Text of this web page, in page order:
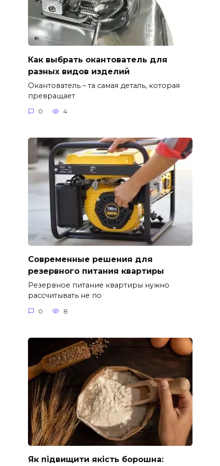
Как выбрать окантователь для
разных видов изделий
Окантователь – та самая деталь, которая
превращает
0 4
Современные решения для
резервного питания квартиры
Резервное питание квартиры нужно
рассчитывать не по
0 8
Як підвищити якість борошна: